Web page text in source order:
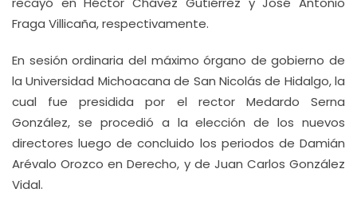
Fraga Villicaña, respectivamente.
En sesión ordinaria del máximo órgano de gobierno de
la Universidad Michoacana de San Nicolás de Hidalgo, la
cual fue presidida por el rector Medardo Serna
González, se procedió a la elección de los nuevos
directores luego de concluido los periodos de Damián
Arévalo Orozco en Derecho, y de Juan Carlos González
Vidal.